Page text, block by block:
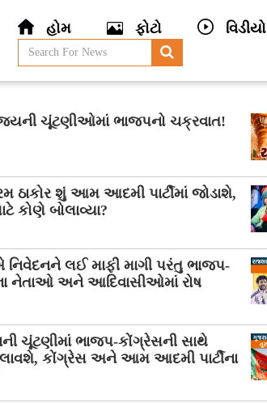
હોમ ફોટો વિડીયો
ચૂંટણીઓમાં ભાજપનો ચક્રવાત!
ઠાકોર શું આમ આદમી પાર્ટીમાં જોડાશે,
કોણે બોલાવ્યા?
નિવેદનને લઈ માફી માગી પરંતુ ભાજપ-
નેતાઓ અને આદિવાસીઓમાં રોષ
ચૂંટણીમાં ભાજપ-કોંગ્રેસની સાથે
કોંગ્રેસ અને આમ આદમી પાર્ટીના